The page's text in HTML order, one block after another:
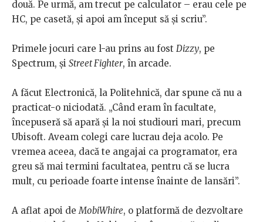
două. Pe urmă, am trecut pe calculator – erau cele pe
HC, pe casetă, și apoi am început să și scriu”.
Primele jocuri care l-au prins au fost Dizzy, pe
Spectrum, și Street Fighter, în arcade.
A făcut Electronică, la Politehnică, dar spune că nu a
practicat-o niciodată. „Când eram în facultate,
începuseră să apară și la noi studiouri mari, precum
Ubisoft. Aveam colegi care lucrau deja acolo. Pe
vremea aceea, dacă te angajai ca programator, era
greu să mai termini facultatea, pentru că se lucra
mult, cu perioade foarte intense înainte de lansări”.
A aflat apoi deMobiWhire, o platformă de dezvoltare